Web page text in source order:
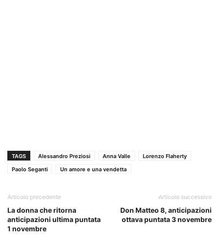
TAGS Alessandro Preziosi Anna Valle
Lorenzo Flaherty
Paolo Seganti
Un amore e una vendetta
Articolo precedente
La donna che ritorna
anticipazioni ultima puntata
1 novembre
Articolo successivo
Don Matteo 8, anticipazioni
ottava puntata 3 novembre